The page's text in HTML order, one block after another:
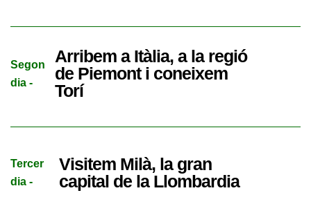
Segon
dia -
Arribem a Itàlia, a la regió
de Piemont i coneixem
Torí
Tercer
dia -
Visitem Milà, la gran
capital de la Llombardia